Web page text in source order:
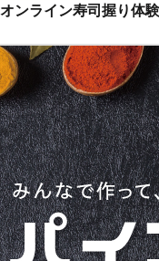
ンライン寿司握り体験